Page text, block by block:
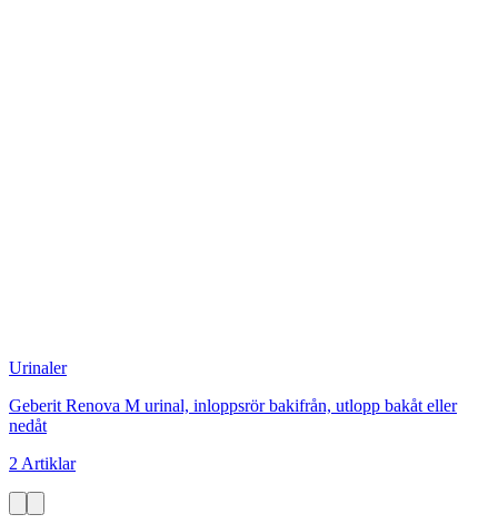
Urinaler
Geberit Renova M urinal, inloppsrör bakifrån, utlopp bakåt eller
nedåt
2 Artiklar